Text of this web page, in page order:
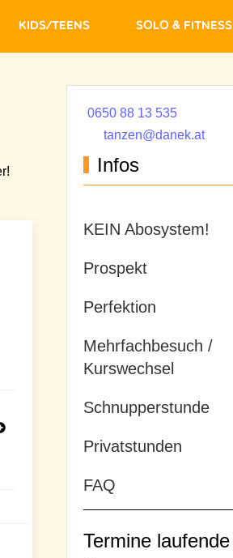
Kids/Teens Solo & Fitness
0650 88 13 535
tanzen@danek.at
Infos
KEIN Abosystem!
Prospekt
Perfektion
Mehrfachbesuch /
Kurswechsel
Schnupperstunde
Privatstunden
FAQ
Termine laufende